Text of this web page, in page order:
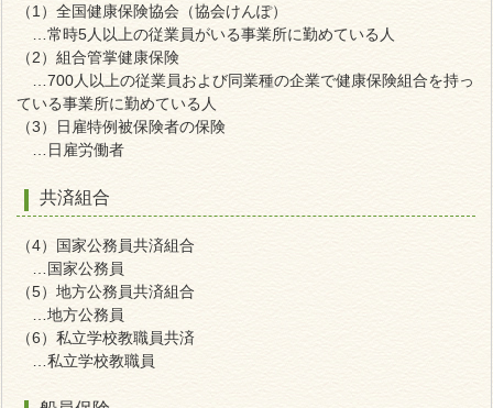
（1）全国健康保険協会（協会けんぽ）
…常時5人以上の従業員がいる事業所に勤めている人
（2）組合管掌健康保険
…700人以上の従業員および同業種の企業で健康保険組合を持っ
ている事業所に勤めている人
（3）日雇特例被保険者の保険
…日雇労働者
共済組合
（4）国家公務員共済組合
…国家公務員
（5）地方公務員共済組合
…地方公務員
（6）私立学校教職員共済
…私立学校教職員